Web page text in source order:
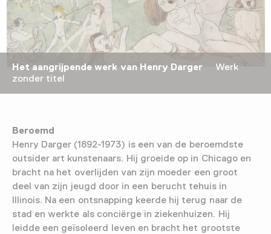
Het aangrijpende werk van Henry Darger Werk
zonder titel
Beroemd
Henry Darger (1892-1973) is een van de beroemdste
outsider art kunstenaars. Hij groeide op in Chicago en
bracht na het overlijden van zijn moeder een groot
deel van zijn jeugd door in een berucht tehuis in
Illinois. Na een ontsnapping keerde hij terug naar de
stad en werkte als conciërge in ziekenhuizen. Hij
leidde een geïsoleerd leven en bracht het grootste